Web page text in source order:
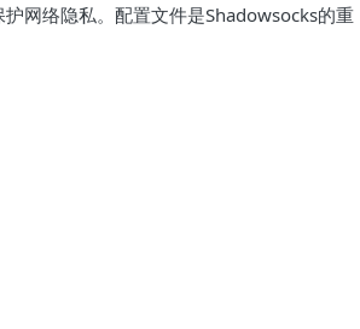
网络隐私。配置文件是Shadowsocks的重